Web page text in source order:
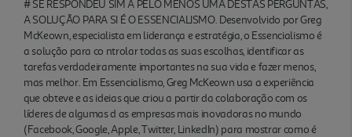
# SE RESPONDEU SIM A PELO MENOS UMA DESTAS PERGUNTAS,
A SOLUÇÃO PARA SI É O ESSENCIALISMO. Desenvolvido por Greg
McKeown, especialista em liderança e estratégia, o Essencialismo é
a solução para co ntrolar todas as suas escolhas, identificar as
tarefas verdadeiramente importantes na sua vida e fazer menos,
mas melhor. Em Essencialismo, Greg McKeown usa a experiência
que obteve e as ideias que criou a partir da colaboração com os
líderes de algumas d as empresas mais inovadoras no mundo
(Facebook, Google, Apple, Twitter, LinkedIn) para mostrar como é